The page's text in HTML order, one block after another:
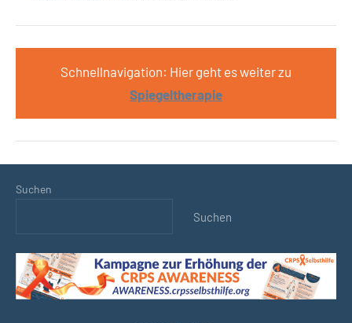
Schnellnavigation: Hier geht es weiter zu
Spiegeltherapie
Suchen
Suchen